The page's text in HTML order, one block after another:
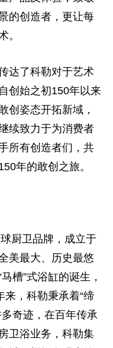
的创造者，更让每
。
达了科勒对于艺术
创始之初150年以来
创姿态开拓新域，
续致力于为消费者
所有创造者们，共
年的敢创之旅。
厨卫品牌，成立于
美最大、历史最悠
槽”式浴缸的诞生，
，科勒秉承着“缔
奇迹，在百年传承
卫浴业务，科勒集